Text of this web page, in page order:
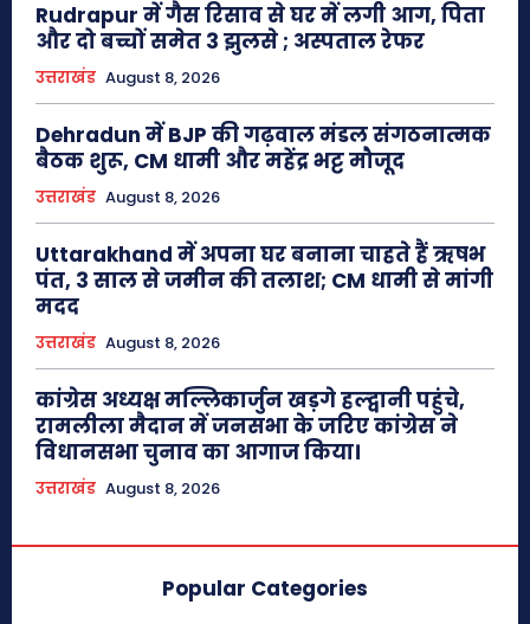
Rudrapur में गैस रिसाव से घर में लगी आग, पिता
और दो बच्चों समेत 3 झुलसे ; अस्पताल रेफर
उत्तराखंड August 8, 2026
Dehradun में BJP की गढ़वाल मंडल संगठनात्मक
बैठक शुरू, CM धामी और महेंद्र भट्ट मौजूद
उत्तराखंड August 8, 2026
Uttarakhand में अपना घर बनाना चाहते हैं ऋषभ
पंत, 3 साल से जमीन की तलाश; CM धामी से मांगी
मदद
उत्तराखंड August 8, 2026
कांग्रेस अध्यक्ष मल्लिकार्जुन खड़गे हल्द्वानी पहुंचे,
रामलीला मैदान में जनसभा के जरिए कांग्रेस ने
विधानसभा चुनाव का आगाज किया।
उत्तराखंड August 8, 2026
Popular Categories